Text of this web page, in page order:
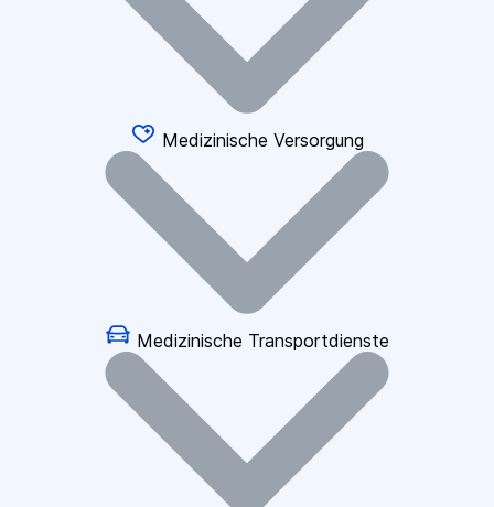
Medizinische Versorgung
Medizinische Transportdienste